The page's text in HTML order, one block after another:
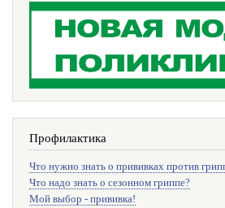
Профилактика
Что нужно знать о прививках против
Что надо знать о сезонном гриппе?
Мой выбор - прививка!